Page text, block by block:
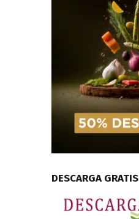
DESCARGA GRATIS